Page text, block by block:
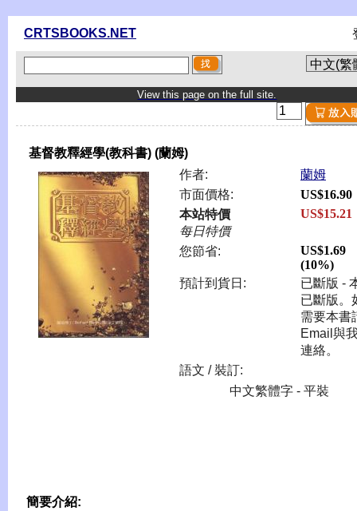
CRTSBOOKS.NET
View this page on the full site.
基督教釋經學(教科書) (蘭姆)
作者:
蘭姆
市面價格:
US$16.90
本站特價
每日特價
US$15.21
您節省:
US$1.69
(10%)
預計到貨日:
已斷版 -
已斷版。
需要本書
Email與
連絡。
語文 / 裝訂:
中文繁體字 - 平裝
簡要介紹: